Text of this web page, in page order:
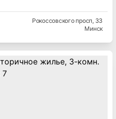
Рокоссовского просп, 33
Минск